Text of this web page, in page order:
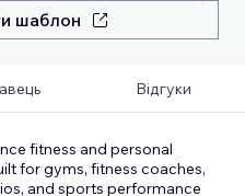
шаблон
Відгуки
fitness and personal
for gyms, fitness coaches,
and sports performance